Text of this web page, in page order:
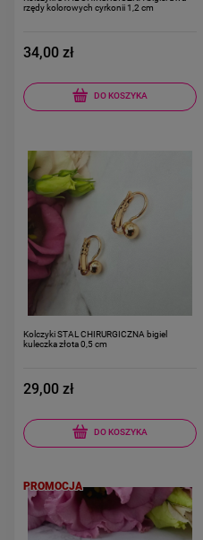
rzędy kolorowych cyrkonii 1,2 cm
34,00 zł
DO KOSZYKA
Kolczyki STAL CHIRURGICZNA bigiel
kuleczka złota 0,5 cm
29,00 zł
DO KOSZYKA
PROMOCJA